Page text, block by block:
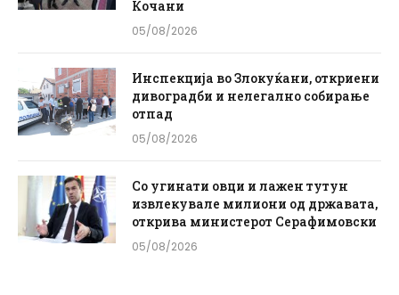
Кочани
05/08/2026
Инспекција во Злокуќани, откриени
дивоградби и нелегално собирање
отпад
05/08/2026
Со угинати овци и лажен тутун
извлекувале милиони од државата,
открива министерот Серафимовски
05/08/2026